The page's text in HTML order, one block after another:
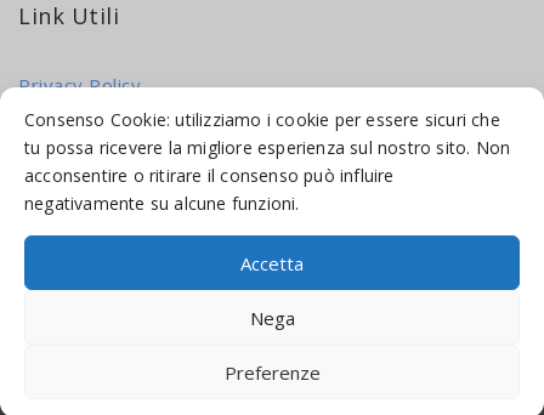
Consenso Cookie: utilizziamo i cookie per essere sicuri che
tu possa ricevere la migliore esperienza sul nostro sito. Non
acconsentire o ritirare il consenso può influire
negativamente su alcune funzioni.
Accetta
Nega
Preferenze
Link Utili
Privacy Policy
Cookie Policy
MADE WEB SOLUTIONS